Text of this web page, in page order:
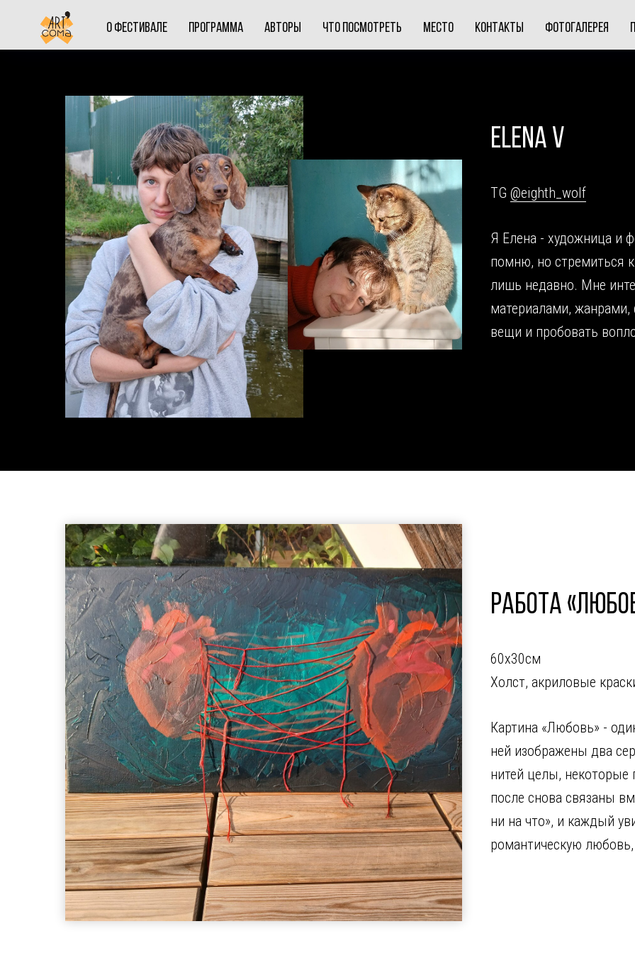
О ФЕСТИВАЛЕ ПРОГРАММА АВТОРЫ ЧТО ПОСМОТРЕТЬ МЕСТО КОНТАКТЫ ФОТОГАЛЕРЕЯ
ELENA V
TG @eighth_wolf
Я Елена - художница и
помню, но стремиться
лишь недавно. Мне
материалами,
вещи и пробовать
РАБОТА «
60х30см
Холст, акриловые
Картина «Любовь» -
ней изображены два
нитей целы,
после снова связаны
ни на что», и каждый
романтическую